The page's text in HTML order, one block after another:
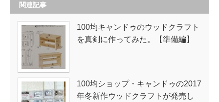
関連記事
100均キャンドゥのウッドクラフト
を真剣に作ってみた。【準備編】
100均ショップ・キャンドゥの2017
年冬新作ウッドクラフトが発売し